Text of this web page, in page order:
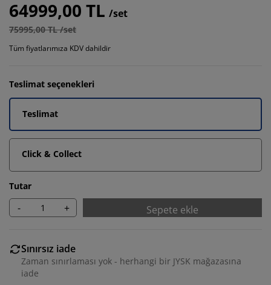
64999,00 TL /set
75995,00 TL /set
Tüm fiyatlarımıza KDV dahildir
Teslimat seçenekleri
Teslimat
Click & Collect
Tutar
- + Sepete ekle
Sınırsız iade
Zaman sınırlaması yok - herhangi bir JYSK mağazasına
iade